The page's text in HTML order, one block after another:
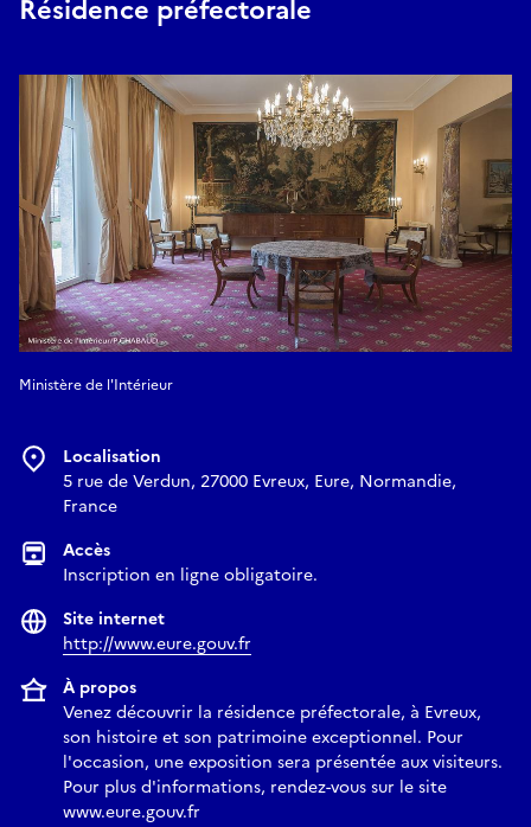
Résidence préfectorale
Ministère de l'Intérieur
Localisation
5 rue de Verdun, 27000 Evreux, Eure, Normandie,
France
Accès
Inscription en ligne obligatoire.
Site internet
http://www.eure.gouv.fr
À propos
Venez découvrir la résidence préfectorale, à Evreux,
son histoire et son patrimoine exceptionnel. Pour
l'occasion, une exposition sera présentée aux visiteurs.
Pour plus d'informations, rendez-vous sur le site
www.eure.gouv.fr